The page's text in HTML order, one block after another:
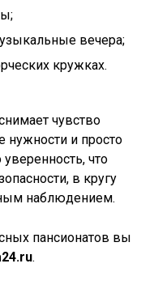
вечера;
кружках.
чувство
нужности и просто
что
в кругу
наблюдением.
пансионатов вы
.